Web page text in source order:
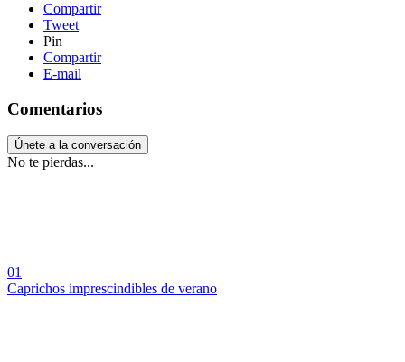
Compartir
Tweet
Pin
Compartir
E-mail
Comentarios
Únete a la conversación
No te pierdas...
01
Caprichos imprescindibles de verano